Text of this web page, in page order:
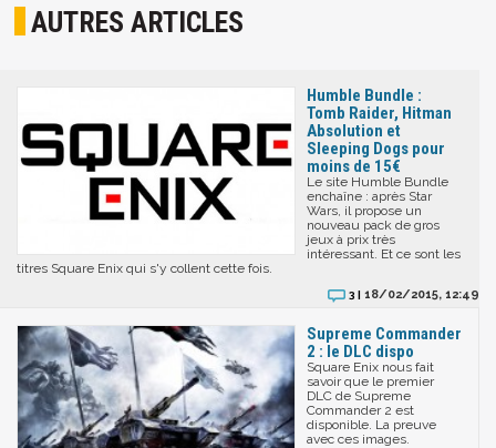
AUTRES ARTICLES
Humble Bundle :
Tomb Raider, Hitman
Absolution et
Sleeping Dogs pour
moins de 15€
Le site Humble Bundle
enchaîne : après Star
Wars, il propose un
nouveau pack de gros
jeux à prix très
intéressant. Et ce sont les
titres Square Enix qui s'y collent cette fois.
3 | 18/02/2015, 12:49
Supreme Commander
2 : le DLC dispo
Square Enix nous fait
savoir que le premier
DLC de Supreme
Commander 2 est
disponible. La preuve
avec ces images.